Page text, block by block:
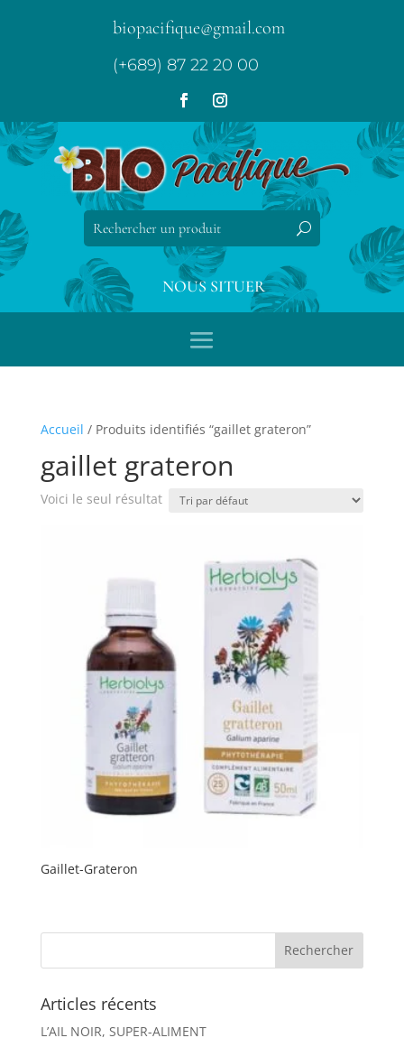
biopacifique@gmail.com
(+689) 87 22 20 00
NOUS SITUER
Accueil / Produits identifiés “gaillet grateron”
gaillet grateron
Voici le seul résultat
Gaillet-Grateron
Articles récents
L’AIL NOIR, SUPER-ALIMENT